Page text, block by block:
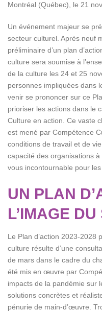
Montréal (Québec), le 21
Un événement majeur se
secteur culturel. Après neuf
préliminaire d’un plan
culture sera soumise à
de la culture les 24 et 25
personnes impliquées dans
venir se prononcer sur ce
prioriser les actions dans le
Culture en action. Ce vaste
est mené par Compétence
conditions de travail et de
capacité des organisations
vous incontournable pour
UN PLAN
L’IMAGE
Le Plan d’action 2023-2028
culture résulte d’une
de mars dans le cadre du
été mis en œuvre par
impacts de la pandémie sur
solutions concrètes et
pénurie de main-d’œuvre.